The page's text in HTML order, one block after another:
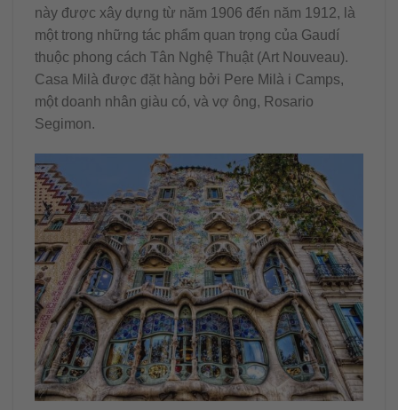
này được xây dựng từ năm 1906 đến năm 1912, là
một trong những tác phẩm quan trọng của Gaudí
thuộc phong cách Tân Nghệ Thuật (Art Nouveau).
Casa Milà được đặt hàng bởi Pere Milà i Camps,
một doanh nhân giàu có, và vợ ông, Rosario
Segimon.